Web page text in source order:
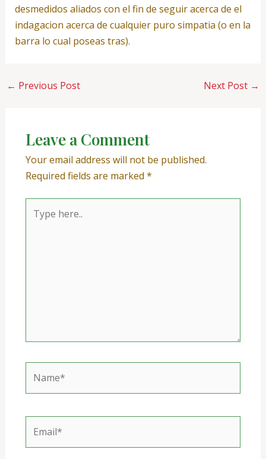
desmedidos aliados con el fin de seguir acerca de el
indagacion acerca de cualquier puro simpatia (o en la
barra lo cual poseas tras).
← Previous Post Next Post →
Leave a Comment
Your email address will not be published.
Required fields are marked *
here..